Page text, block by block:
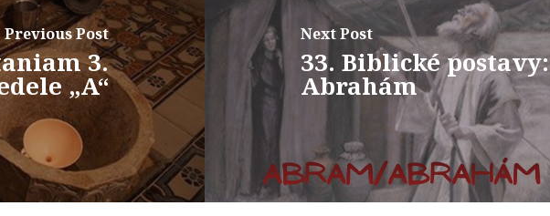
Previous Post
3.
„A“
Next Post
33. Biblické postavy:
Abrahám